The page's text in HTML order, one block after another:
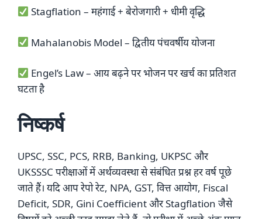
Stagflation – महंगाई + बेरोजगारी + धीमी वृद्धि
Mahalanobis Model – द्वितीय पंचवर्षीय योजना
Engel’s Law – आय बढ़ने पर भोजन पर खर्च का प्रतिशत
घटता है
निष्कर्ष
UPSC, SSC, PCS, RRB, Banking, UKPSC और
UKSSSC परीक्षाओं में अर्थव्यवस्था से संबंधित प्रश्न हर वर्ष पूछे
जाते हैं। यदि आप रेपो रेट, NPA, GST, वित्त आयोग, Fiscal
Deficit, SDR, Gini Coefficient और Stagflation जैसे